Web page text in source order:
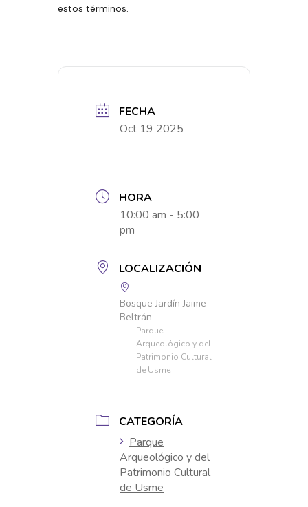
estos términos.
FECHA
Oct 19 2025
HORA
10:00 am - 5:00
pm
LOCALIZACIÓN
Bosque Jardín Jaime
Beltrán
Parque
Arqueológico y del
Patrimonio Cultural
de Usme
CATEGORÍA
Parque
Arqueológico y del
Patrimonio Cultural
de Usme